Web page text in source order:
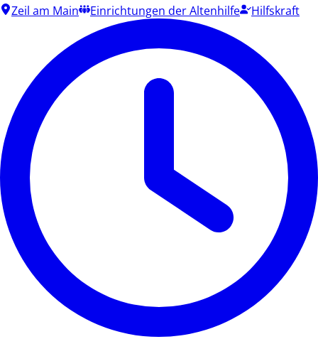
Zeil am Main
Einrichtungen der Altenhilfe Hilfskraft